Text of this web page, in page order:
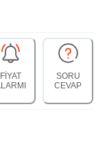
FİYAT
SORU
CEVAP